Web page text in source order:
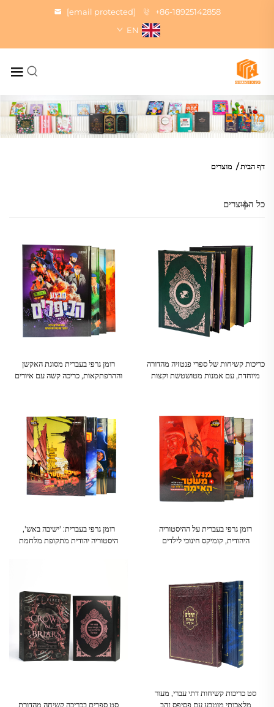
+86-18925142858
[email protected]
EN
מוצרים
דף הבית/ מוצרים
כל המוצרים
כריכות קשיחות של ספרי פנטזיה מהדורה
מיוחדת, עם אמנות מטושטשת וקצות
רומן גרפי בעברית מסוגת האקשן
וההרפתקאות, כריכה קשה עם איורים
רומן גרפי בעברית על ההיסטוריה
היהודית, קומיקס חינוכי לילדים
רומן גרפי בעברית: 'ישיבה באש',
היסטוריה יהודית מתקופת מלחמת
סט כריכות קשיחות דתי עברי, מעור
מלאכותי מוטבע עם פסיפס זהב
סט ספרים בכריכה קשיחה מהדורת